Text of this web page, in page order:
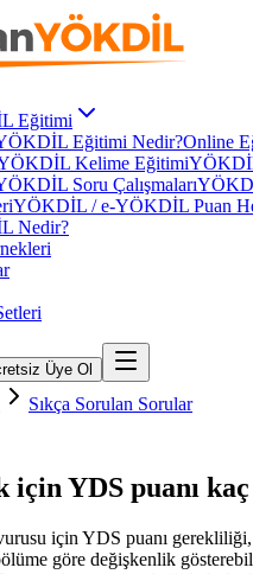
Eğitimi
Eğitimi Nedir?Online
Kelime Eğitimi
Soru Çalışmaları
YÖKDİL / e-YÖKDİL Puan
Nedir?
Üye Ol
Sıkça Sorulan Sorular
için YDS puanı kaç
için YDS puanı
göre değişkenlik